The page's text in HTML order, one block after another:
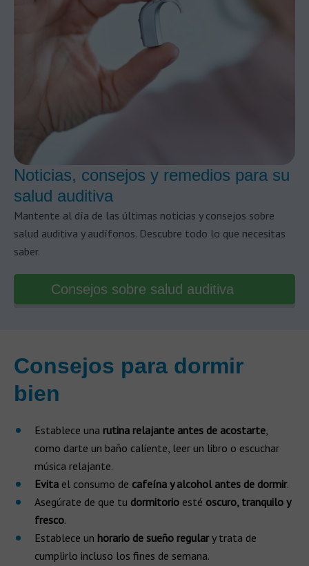
Noticias, consejos y remedios para su
salud auditiva
Mantente al día de las últimas noticias y consejos sobre
salud auditiva y audífonos. Descubre todo lo que necesitas
saber.
Consejos sobre salud auditiva
Consejos para dormir
bien
Establece una rutina relajante antes de acostarte,
como darte un baño caliente, leer un libro o escuchar
música relajante.
Evita el consumo de cafeína y alcohol antes de dormir.
Asegúrate de que tu dormitorio esté oscuro, tranquilo y
fresco.
Establece un horario de sueño regulary trata de
cumplirlo incluso los fines de semana.